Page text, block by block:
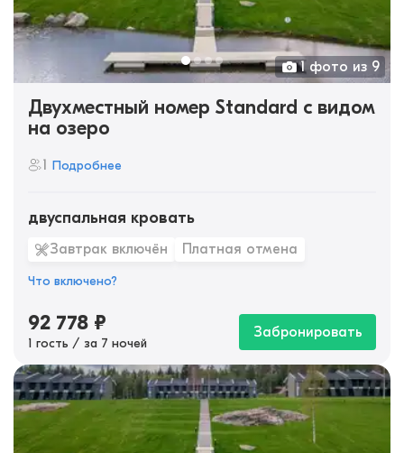
1 фото из 9
Двухместный номер Standard с видом
на озеро
1 Подробнее
двуспальная кровать
Завтрак включён Платная отмена
Что включено?
92 778 ₽
1 гость / за 7 ночей
Забронировать